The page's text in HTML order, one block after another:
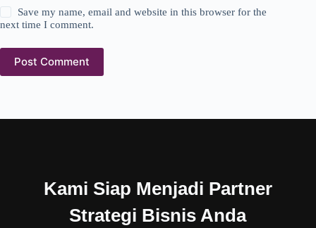
Save my name, email and website in this browser for the
next time I comment.
Post Comment
Kami Siap Menjadi Partner
Strategi Bisnis Anda